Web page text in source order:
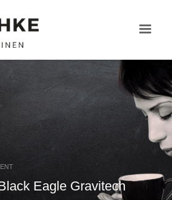
Eagle Gravitech